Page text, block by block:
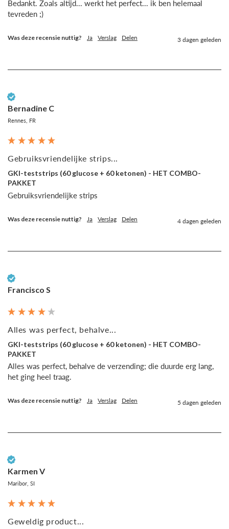
Bedankt. Zoals altijd... werkt het perfect... ik ben helemaal
tevreden ;)
Was deze recensie nuttig? Ja Verslag Delen 3 dagen geleden
Bernadine C
Rennes, FR
Gebruiksvriendelijke strips...
GKI-teststrips (60 glucose + 60 ketonen) - HET COMBO-
PAKKET
Gebruiksvriendelijke strips
Was deze recensie nuttig? Ja Verslag Delen 4 dagen geleden
Francisco S
Alles was perfect, behalve...
GKI-teststrips (60 glucose + 60 ketonen) - HET COMBO-
PAKKET
Alles was perfect, behalve de verzending; die duurde erg lang,
het ging heel traag.
Was deze recensie nuttig? Ja Verslag Delen 5 dagen geleden
Karmen V
Maribor, SI
Geweldig product...